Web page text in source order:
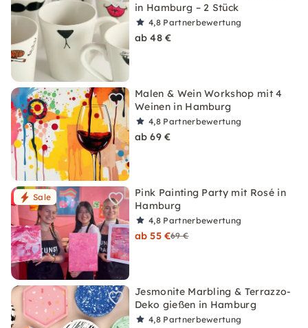
in Hamburg – 2 Stück
4,8 Partnerbewertung
ab 48 €
Malen & Wein Workshop mit 4
Weinen in Hamburg
4,8 Partnerbewertung
ab 69 €
Sale
Pink Painting Party mit Rosé in
Hamburg
4,8 Partnerbewertung
ab 55 €69 €
Jesmonite Marbling & Terrazzo-
Deko gießen in Hamburg
4,8 Partnerbewertung